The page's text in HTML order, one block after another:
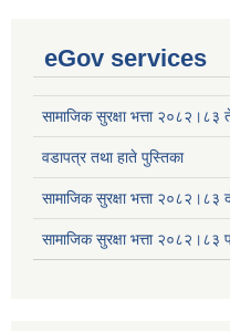
eGov services
सामाजिक सुरक्षा भत्ता २०८२।८३
वडापत्र तथा हाते पुस्तिका
सामाजिक सुरक्षा भत्ता २०८२।८३
सामाजिक सुरक्षा भत्ता